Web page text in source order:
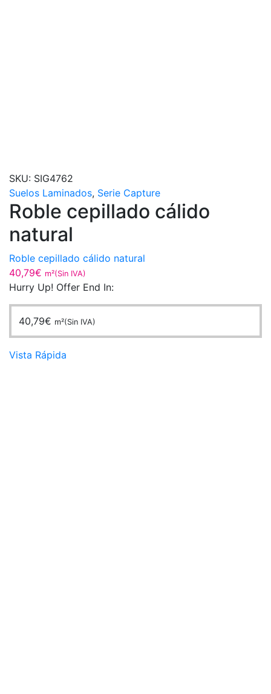
SKU: SIG4762
Suelos Laminados, Serie Capture
Roble cepillado cálido
natural
Roble cepillado cálido natural
40,79€ m²(Sin IVA)
Hurry Up! Offer End In:
40,79€ m²(Sin IVA)
Vista Rápida